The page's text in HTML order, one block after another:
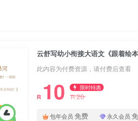
此内容为付费资源，请付费后查看
R 10 限时特惠
R20
包年会员 免费 永久会员